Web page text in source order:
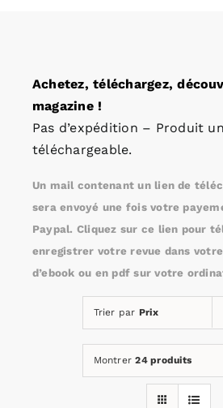
Agenda
Kiosque
Annonces emploi
Achetez, téléchargez,
magazine !
Pas d’expédition – Produit
téléchargeable.
Un mail contenant un lien de
sera envoyé une fois votre
Paypal. Cliquez sur ce lien pour
enregistrer votre revue dans
d’ebook ou en pdf sur votre
Trier par Prix
Montrer24 produits